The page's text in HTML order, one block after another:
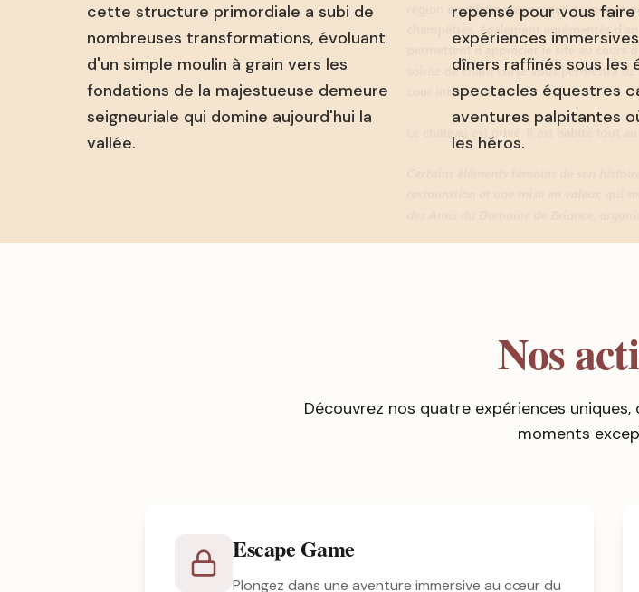
cette structure primordiale a subi de
nombreuses transformations, évoluant
d'un simple moulin à grain vers les
fondations de la majestueuse demeure
seigneuriale qui domine aujourd'hui la
vallée.
repensé pour vous
expériences
dîners raffinés sous les
spectacles équestres
aventures palpitantes
les héros.
Nos
Découvrez nos quatre expériences
moments
Escape Game
Plongez dans une aventure immersive au cœur du